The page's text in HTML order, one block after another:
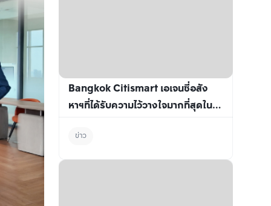
Bangkok Citismart เอเจนซี่อสัง
หาฯที่ได้รับความไว้วางใจมากที่สุดใน
เกียรติจาก Nestopa Thailand
ข่าว